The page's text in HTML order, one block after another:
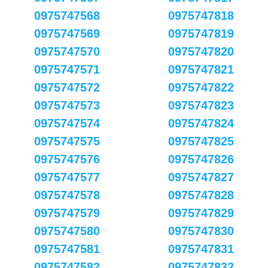
0975747568
0975747569
0975747570
0975747571
0975747572
0975747573
0975747574
0975747575
0975747576
0975747577
0975747578
0975747579
0975747580
0975747581
0975747818
0975747819
0975747820
0975747821
0975747822
0975747823
0975747824
0975747825
0975747826
0975747827
0975747828
0975747829
0975747830
0975747831